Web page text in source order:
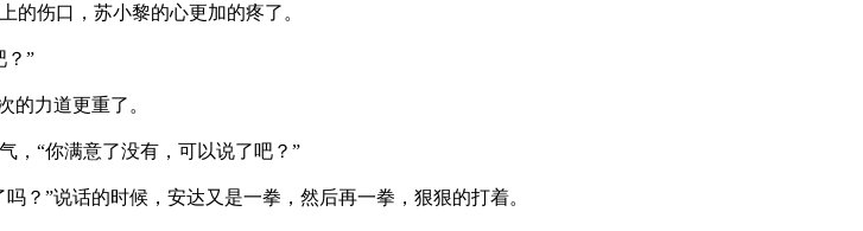
伤口，苏小黎的心更加的疼了。
？”
力道更重了。
“你满意了没有，可以说了吧？”
”说话的时候，安达又是一拳，然后再一拳，狠狠的打着。